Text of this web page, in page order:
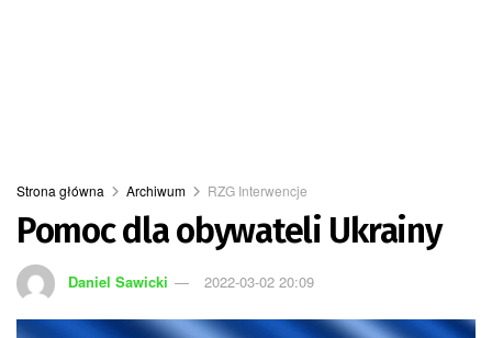
Strona główna Archiwum RZG Interwencje
Pomoc dla obywateli Ukrainy
Daniel Sawicki 2022-03-02 20:09